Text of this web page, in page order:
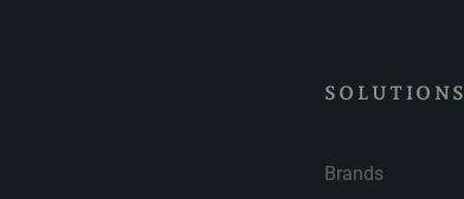
SOLUTIONS
Brands